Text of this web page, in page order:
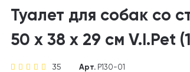
Туалет для собак со
50 х 38 х 29 см V.I.Pet
35 Арт. P130-01